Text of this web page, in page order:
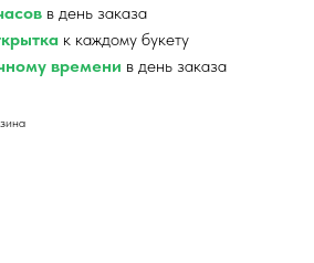
в день заказа
к каждому букету
времени в день заказа